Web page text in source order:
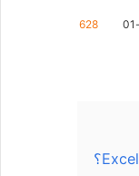
628